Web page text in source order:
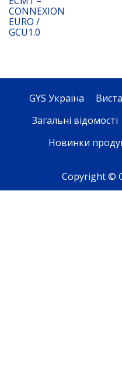
CONNEXION
EURO /
GCU1.0
GYS Україна
Загальні відомості
Новинки
Copyright ©